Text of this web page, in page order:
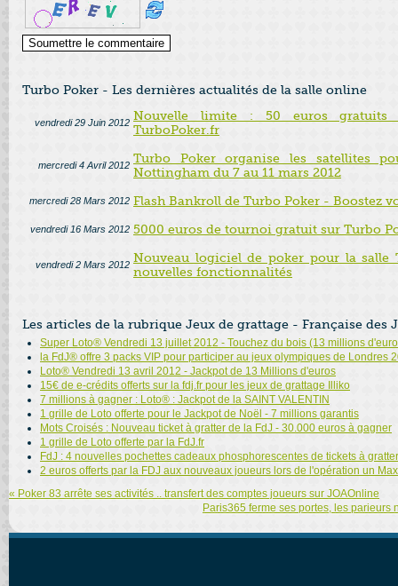
Turbo Poker - Les dernières actualités de la salle online
vendredi 29 Juin 2012 Nouvelle limite : 50 euros gratuits
TurboPoker.fr
mercredi 4 Avril 2012 Turbo Poker organise les satellites
Nottingham du 7 au 11 mars 2012
mercredi 28 Mars 2012 Flash Bankroll de Turbo Poker - Boostez
vendredi 16 Mars 2012 5000 euros de tournoi gratuit sur Turbo
vendredi 2 Mars 2012 Nouveau logiciel de poker pour la salle
nouvelles fonctionnalités
Les articles de la rubrique Jeux de grattage - Française des
Super Loto® Vendredi 13 juillet 2012 - Touchez du bois (13 millions
la FdJ® offre 3 packs VIP pour participer au jeux olympiques de Londres
Loto® Vendredi 13 avril 2012 - Jackpot de 13 Millions d'euros
15€ de e-crédits offerts sur la fdj.fr pour les jeux de grattage Illiko
7 millions à gagner : Loto® : Jackpot de la SAINT VALENTIN
1 grille de Loto offerte pour le Jackpot de Noël - 7 millions garantis
Mots Croisés : Nouveau ticket à gratter de la FdJ - 30.000 euros à gagner
1 grille de Loto offerte par la FdJ.fr
FdJ : 4 nouvelles pochettes cadeaux phosphorescentes de tickets à gratter
2 euros offerts par la FDJ aux nouveaux joueurs lors de l'opération un
« Poker 83 arrête ses activités .. transfert des comptes joueurs sur JOAOnline
Paris365 ferme ses portes, les